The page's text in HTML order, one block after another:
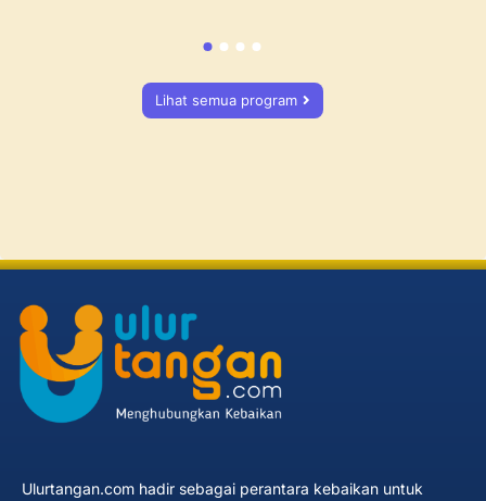
Lihat semua program
Ulurtangan.com hadir sebagai perantara kebaikan untuk